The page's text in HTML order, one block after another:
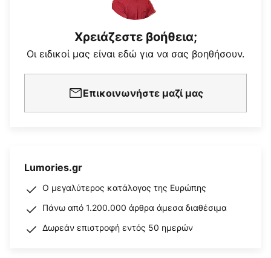
Χρειάζεστε βοήθεια;
Οι ειδικοί μας είναι εδώ για να σας βοηθήσουν.
Επικοινωνήστε μαζί μας
Lumories.gr
Ο μεγαλύτερος κατάλογος της Ευρώπης
Πάνω από 1.200.000 άρθρα άμεσα διαθέσιμα
Δωρεάν επιστροφή εντός 50 ημερών